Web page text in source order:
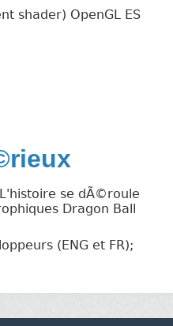
shader) OpenGL ES
se dÃ©roule
Dragon Ball
(ENG et FR);